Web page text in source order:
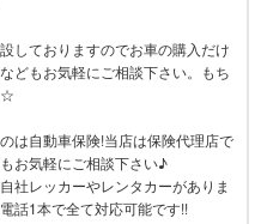
しておりますのでお車の購入だけ
☆
は自動車保険!当店は保険代理店で
社レッカーやレンタカーがありま
話1本で全て対応可能です!!
車検のコバック大船渡店も運営し